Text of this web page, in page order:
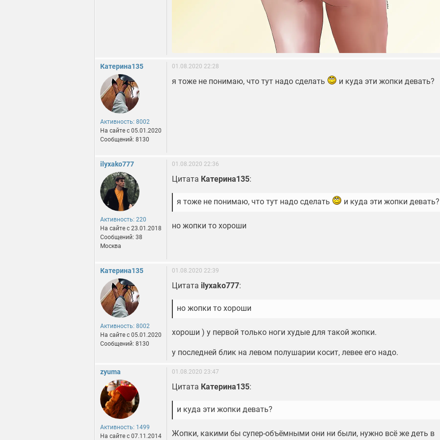
Катерина135
Активность: 8002
На сайте c 05.01.2020
Сообщений: 8130
01.08.2020 22:28
я тоже не понимаю, что тут надо сделать и куда эти жопки девать?
ilyxako777
Активность: 220
На сайте c 23.01.2018
Сообщений: 38
Москва
01.08.2020 22:36
Цитата Катерина135:
я тоже не понимаю, что тут надо сделать и куда эти жопки
но жопки то хороши
Катерина135
Активность: 8002
На сайте c 05.01.2020
Сообщений: 8130
01.08.2020 22:39
Цитата ilyxako777:
но жопки то хороши
хороши ) у первой только ноги худые для такой жопки.
у последней блик на левом полушарии косит, левее его надо.
zyuma
Активность: 1499
На сайте c 07.11.2014
01.08.2020 23:47
Цитата Катерина135:
и куда эти жопки девать?
Жопки, какими бы супер-объёмными они ни были, нужно всё же деть в